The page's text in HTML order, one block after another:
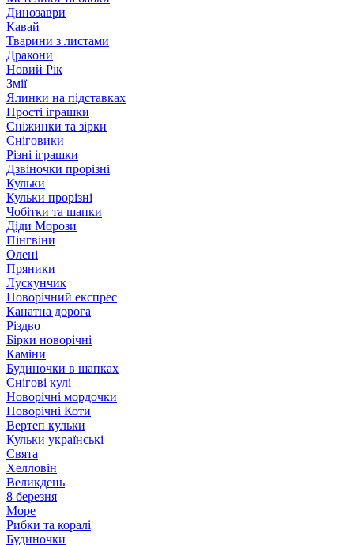
Динозаври
Кавай
Тварини з листами
Дракони
Новий Рік
Змії
Ялинки на підставках
Прості іграшки
Сніжинки та зірки
Сніговики
Різні іграшки
Дзвіночки прорізні
Кульки
Кульки прорізні
Чобітки та шапки
Діди Морози
Пінгвіни
Олені
Пряники
Лускунчик
Новорічний експрес
Канатна дорога
Різдво
Бірки новорічні
Каміни
Будиночки в шапках
Снігові кулі
Новорічні мордочки
Новорічні Коти
Вертеп кульки
Кульки українські
Свята
Хелловін
Великдень
8 березня
Море
Рибки та коралі
Будиночки